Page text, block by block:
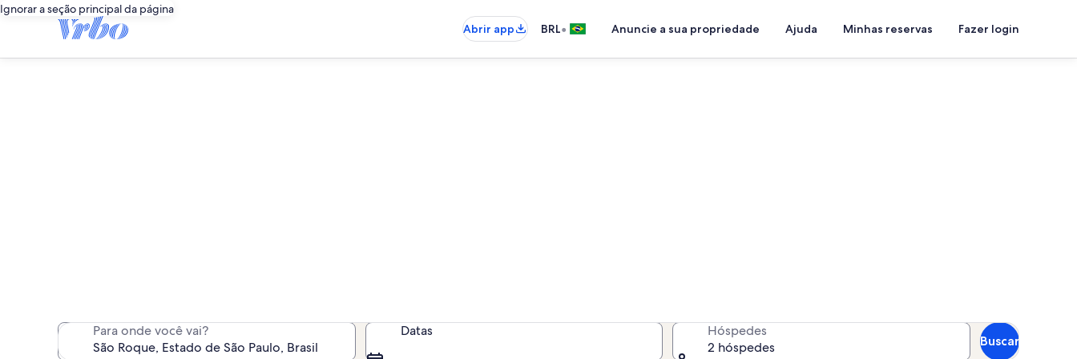
Ignorar a seção principal da página
Abrir app
BRL• Anuncie a sua propriedade Ajuda Minhas reservas Fazer login
Para onde você vai? Datas
Hóspedes
2 hóspedes
Buscar